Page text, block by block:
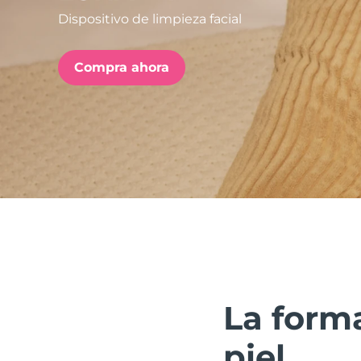
Dispositivo de limpieza facial
Compra ahora
La
issa™ Teeth Whitening Set
FAQ™ Dual LED Panel
POPULAR